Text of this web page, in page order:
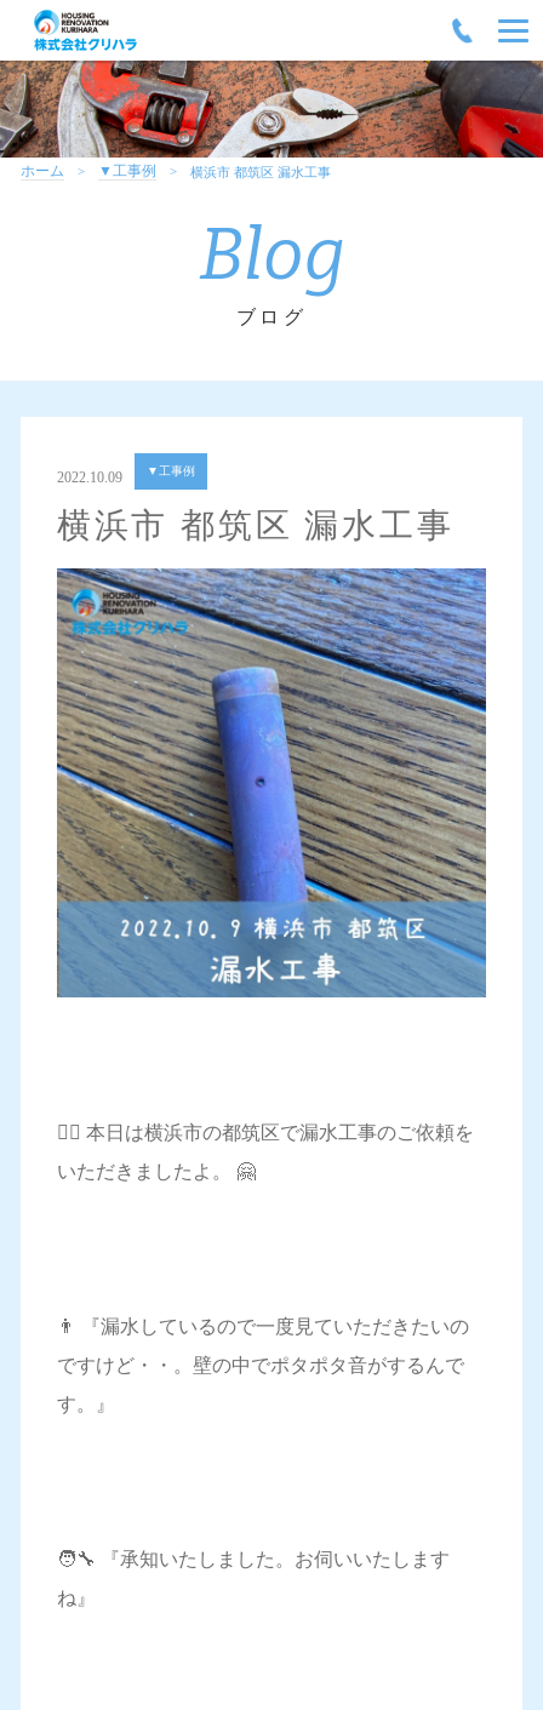
ホーム ▼工事例 横浜市 都筑区 漏水工事
Blog
ブログ
2022.10.09 ▼工事例
横浜市 都筑区 漏水工事
💁‍♀️ 本日は横浜市の都筑区で漏水工事のご依頼を
いただきましたよ。 🤗
👨 『漏水しているので一度見ていただきたいの
ですけど・・。壁の中でポタポタ音がするんで
す。』
🧑‍🔧 『承知いたしました。お伺いいたします
ね』